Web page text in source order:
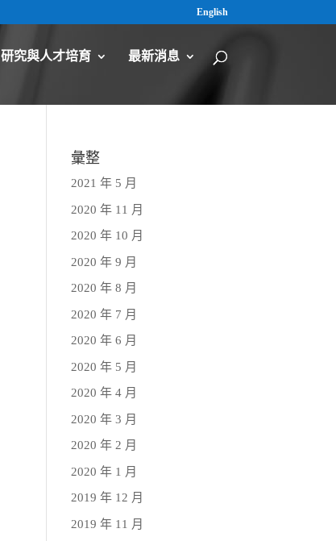
English
研究與人才培育 最新消息
彙整
2021 年 5 月
2020 年 11 月
2020 年 10 月
2020 年 9 月
2020 年 8 月
2020 年 7 月
2020 年 6 月
2020 年 5 月
2020 年 4 月
2020 年 3 月
2020 年 2 月
2020 年 1 月
2019 年 12 月
2019 年 11 月